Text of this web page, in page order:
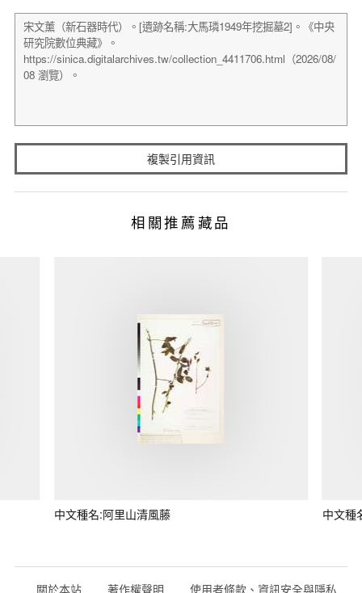
複製引用資訊
相關推薦藏品
中文種名:阿里山清風藤 中文種
關於本站 著作權聲明 使用者條款、資訊安全與隱私